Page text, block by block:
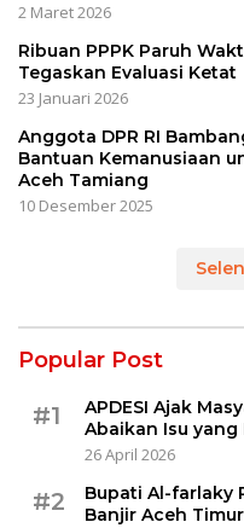
2 Maret 2026
Ribuan PPPK Paruh
Tegaskan Evaluasi Ketat
23 Januari 2026
Anggota DPR RI
Bantuan Kemanusiaan
Aceh Tamiang
10 Desember 2025
Popular Post
#1
APDESI Ajak
Abaikan Isu yang
26 April 2026
#2
Bupati Al-farlaky
Banjir Aceh